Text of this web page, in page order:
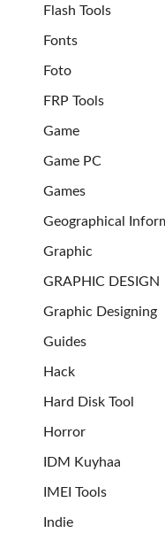
Flash Tools
Fonts
Foto
FRP Tools
Game
Game PC
Games
Geographical
Graphic
GRAPHIC DESIGN
Graphic Designing
Guides
Hack
Hard Disk Tool
Horror
IDM Kuyhaa
IMEI Tools
Indie